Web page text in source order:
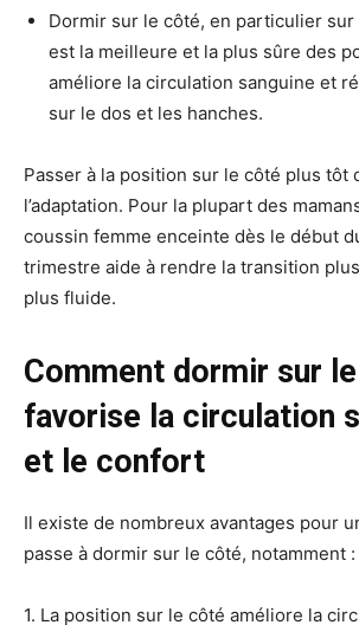
Dormir sur le côté, en particulier sur
est la meilleure et la plus sûre des
améliore la circulation sanguine et
sur le dos et les hanches.
Passer à la position sur le côté plus tôt
l’adaptation. Pour la plupart des
coussin femme enceinte dès le début
trimestre aide à rendre la transition
plus fluide.
Comment dormir sur
favorise la circulation
et le confort
Il existe de nombreux avantages pour
passe à dormir sur le côté, notamment :
1. La position sur le côté améliore la